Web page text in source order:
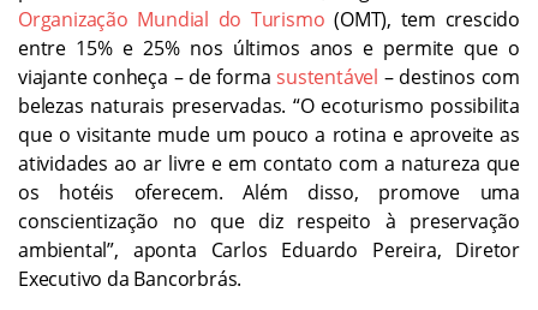
Organização Mundial do Turismo (OMT), tem crescido
entre 15% e 25% nos últimos anos e permite que o
viajante conheça – de formasustentável – destinos com
belezas naturais preservadas. “O ecoturismo possibilita
que o visitante mude um pouco a rotina e aproveite as
atividades ao ar livre e em contato com a natureza que
os hotéis oferecem. Além disso, promove uma
conscientização no que diz respeito à preservação
ambiental”, aponta Carlos Eduardo Pereira, Diretor
Executivo da Bancorbrás.